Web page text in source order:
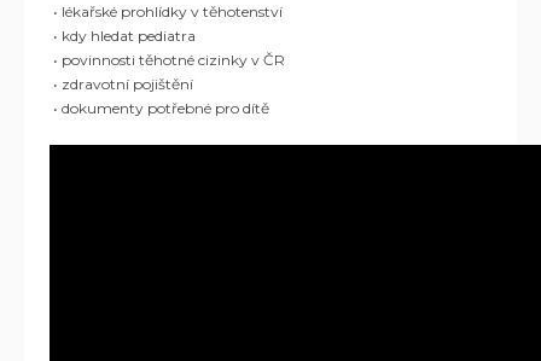
• lékařské prohlídky v těhotenství
• kdy hledat pediatra
• povinnosti těhotné cizinky v ČR
• zdravotní pojištění
• dokumenty potřebné pro dítě